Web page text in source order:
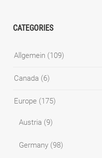
CATEGORIES
Allgemein (109)
Canada (6)
Europe (175)
Austria (9)
Germany (98)